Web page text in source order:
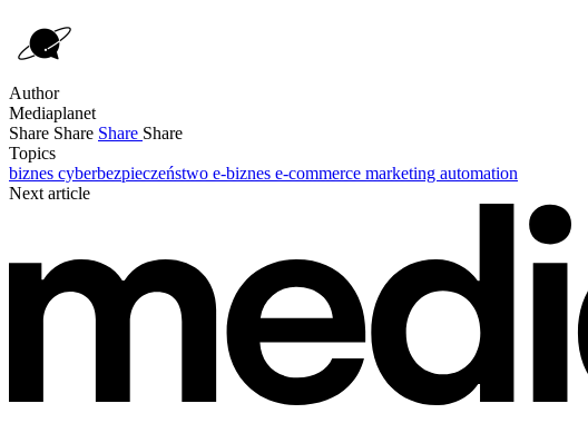
Author
Mediaplanet
Share Share Share Share
Topics
biznes cyberbezpieczeństwo e-biznes e-commerce marketing automation
Next article